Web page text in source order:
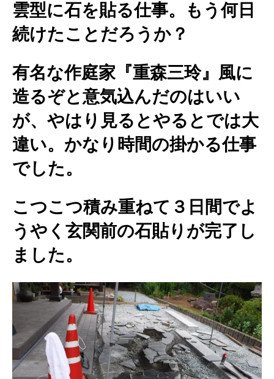
雲型に石を貼る仕事。もう何日
続けたことだろうか？
有名な作庭家『重森三玲』風に
造るぞと意気込んだのはいい
が、やはり見るとやるとでは大
違い。かなり時間の掛かる仕事
でした。
こつこつ積み重ねて３日間でよ
うやく玄関前の石貼りが完了し
ました。